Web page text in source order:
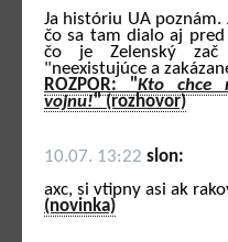
Ja históriu UA
čo sa tam dialo aj
čo je Zelenský
"neexistujúce a
ROZPOR: "Kto chce
vojnu!" (rozhovor)
10.07. 13:22 slon:
axc, si vtipny asi ak
(novinka)